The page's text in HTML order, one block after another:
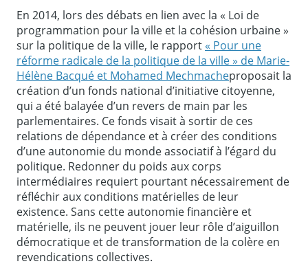
En 2014, lors des débats en lien avec la « Loi de
programmation pour la ville et la cohésion urbaine »
sur la politique de la ville, le rapport « Pour une
réforme radicale de la politique de la ville » de Marie-
Hélène Bacqué et Mohamed Mechmacheproposait la
création d’un fonds national d’initiative citoyenne,
qui a été balayée d’un revers de main par les
parlementaires. Ce fonds visait à sortir de ces
relations de dépendance et à créer des conditions
d’une autonomie du monde associatif à l’égard du
politique. Redonner du poids aux corps
intermédiaires requiert pourtant nécessairement de
réfléchir aux conditions matérielles de leur
existence. Sans cette autonomie financière et
matérielle, ils ne peuvent jouer leur rôle d’aiguillon
démocratique et de transformation de la colère en
revendications collectives.